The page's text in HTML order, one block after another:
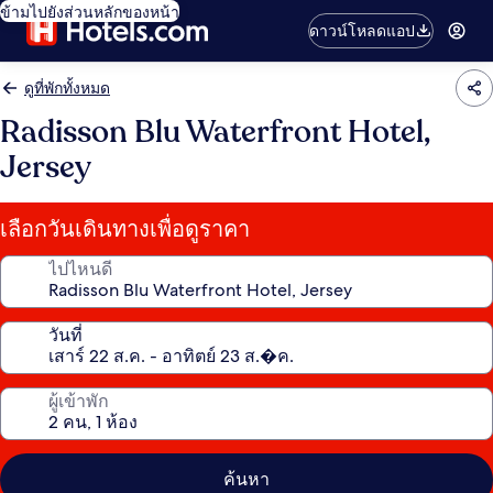
ข้ามไปยังส่วนหลักของหน้า
ดาวน์โหลดแอป
ดูที่พักทั้งหมด
Radisson Blu Waterfront Hotel,
Jersey
เลือกวันเดินทางเพื่อดูราคา
ไปไหนดี
วันที่
ผู้เข้าพัก
ค้นหา